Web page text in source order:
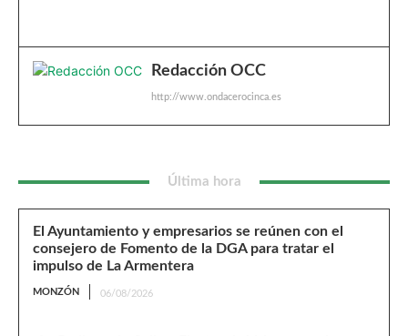
Redacción OCC
http://www.ondacerocinca.es
Última hora
El Ayuntamiento y empresarios se reúnen con el
consejero de Fomento de la DGA para tratar el
impulso de La Armentera
MONZÓN 06/08/2026